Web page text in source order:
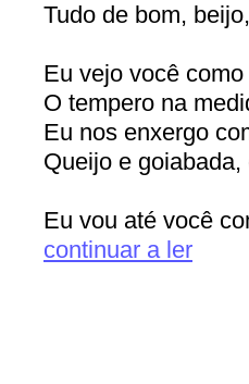
Tudo de bom,
Eu vejo você
O tempero na
Eu nos enxergo
Queijo e
Eu vou até você
continuar a ler